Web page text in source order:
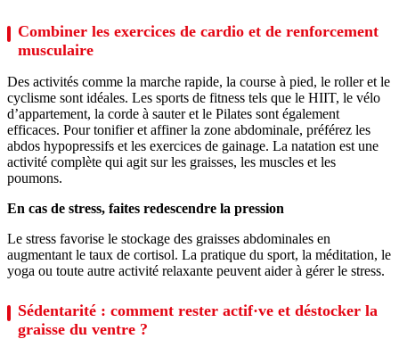
Combiner les exercices de cardio et de renforcement
musculaire
Des activités comme la marche rapide, la course à pied, le roller et le
cyclisme sont idéales. Les sports de fitness tels que le HIIT, le vélo
d’appartement, la corde à sauter et le Pilates sont également
efficaces. Pour tonifier et affiner la zone abdominale, préférez les
abdos hypopressifs et les exercices de gainage. La natation est une
activité complète qui agit sur les graisses, les muscles et les
poumons.
En cas de stress, faites redescendre la pression
Le stress favorise le stockage des graisses abdominales en
augmentant le taux de cortisol. La pratique du sport, la méditation, le
yoga ou toute autre activité relaxante peuvent aider à gérer le stress.
Sédentarité : comment rester actif·ve et déstocker la
graisse du ventre ?